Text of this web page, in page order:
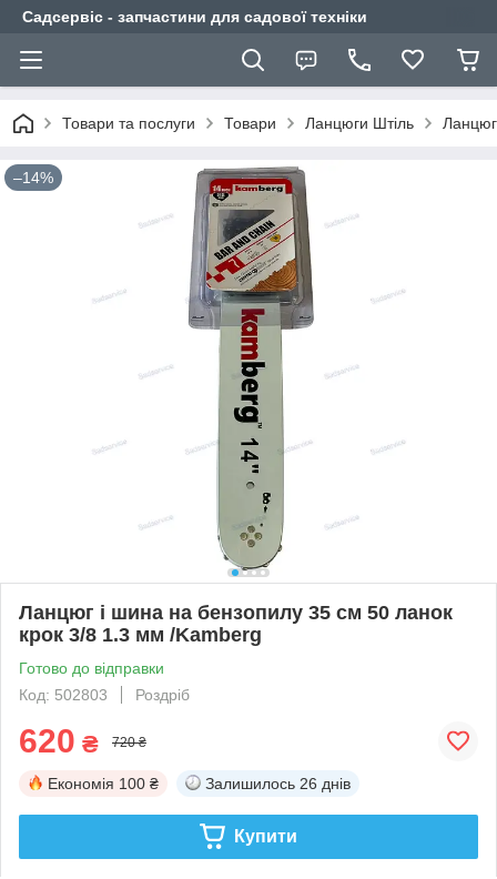
Садсервіс - запчастини для садової техніки
Товари та послуги Товари Ланцюги Штіль
–14%
Ланцюг і шина на бензопилу 35 см 50 ланок
крок 3/8 1.3 мм /Kamberg
Готово до відправки
Код: 502803
Роздріб
620 ₴ 720 ₴
Економія 100 ₴ Залишилось 26 днів
Купити